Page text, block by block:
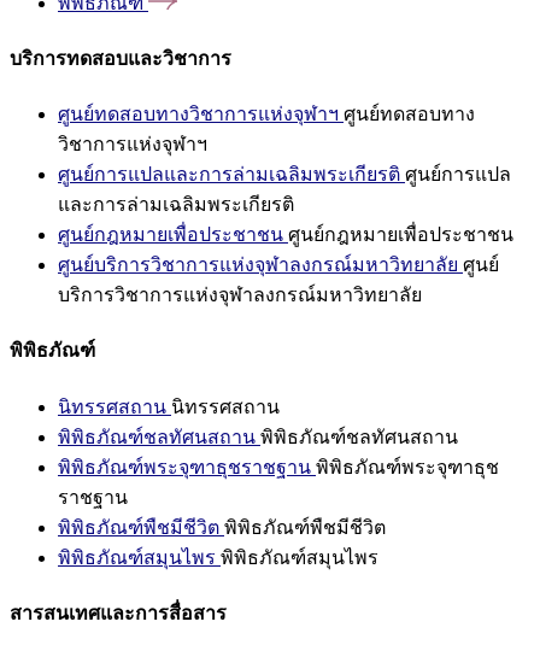
บริการทดสอบและวิชาการ
ศูนย์ทดสอบทางวิชาการแห่งจุฬาฯ ศูนย์ทดสอบทาง
วิชาการแห่งจุฬาฯ
ศูนย์การแปลและการล่ามเฉลิมพระเกียรติ ศูนย์การแปล
และการล่ามเฉลิมพระเกียรติ
ศูนย์กฎหมายเพื่อประชาชน ศูนย์กฎหมายเพื่อประชาชน
ศูนย์บริการวิชาการแห่งจุฬาลงกรณ์มหาวิทยาลัย ศูนย์
บริการวิชาการแห่งจุฬาลงกรณ์มหาวิทยาลัย
พิพิธภัณฑ์
นิทรรศสถาน นิทรรศสถาน
พิพิธภัณฑ์ชลทัศนสถาน พิพิธภัณฑ์ชลทัศนสถาน
พิพิธภัณฑ์พระจุฑาธุชราชฐาน พิพิธภัณฑ์พระจุฑาธุช
ราชฐาน
พิพิธภัณฑ์พืชมีชีวิต พิพิธภัณฑ์พืชมีชีวิต
พิพิธภัณฑ์สมุนไพร พิพิธภัณฑ์สมุนไพร
สารสนเทศและการสื่อสาร